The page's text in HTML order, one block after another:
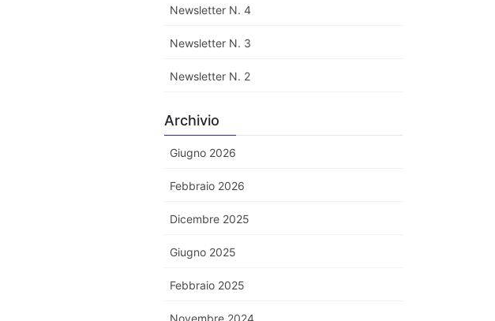
Newsletter N. 4
Newsletter N. 3
Newsletter N. 2
Archivio
Giugno 2026
Febbraio 2026
Dicembre 2025
Giugno 2025
Febbraio 2025